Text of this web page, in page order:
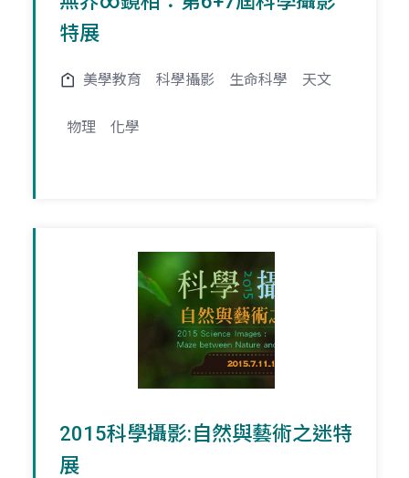
特展
美學教育 科學攝影 生命科學 天文
物理 化學
2015科學攝影:自然與藝術之迷特
展